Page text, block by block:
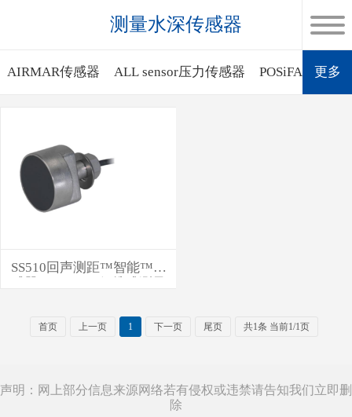
测量水深传感器
AIRMAR传感器 ALL sensor压力传感器 POSiFA质量流
更多
SS510回声测距™智能™传
首页 上一页 1 下一页 尾页 共1条 当前1/1页
声明：网上部分信息来源网络若有侵权或违禁请告知我们立即删
除